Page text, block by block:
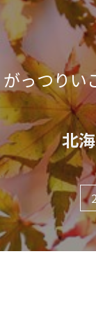
がっつりい
北